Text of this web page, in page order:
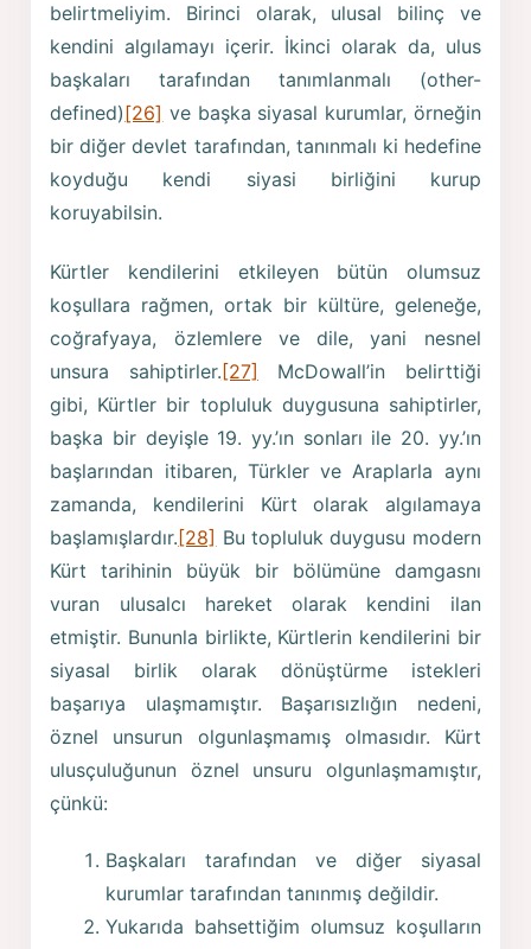
belirtmeliyim. Birinci olarak, ulusal bilinç ve
kendini algılamayı içerir. İkinci olarak da, ulus
başkaları tarafından tanımlanmalı (other-
defined)[26] ve başka siyasal kurumlar, örneğin
bir diğer devlet tarafından, tanınmalı ki hedefine
koyduğu kendi siyasi birliğini kurup
koruyabilsin.
Kürtler kendilerini etkileyen bütün olumsuz
koşullara rağmen, ortak bir kültüre, geleneğe,
coğrafyaya, özlemlere ve dile, yani nesnel
unsura sahiptirler.[27] McDowall’in belirttiği
gibi, Kürtler bir topluluk duygusuna sahiptirler,
başka bir deyişle 19. yy.’ın sonları ile 20. yy.’ın
başlarından itibaren, Türkler ve Araplarla aynı
zamanda, kendilerini Kürt olarak algılamaya
başlamışlardır.[28] Bu topluluk duygusu modern
Kürt tarihinin büyük bir bölümüne damgasnı
vuran ulusalcı hareket olarak kendini ilan
etmiştir. Bununla birlikte, Kürtlerin kendilerini bir
siyasal birlik olarak dönüştürme istekleri
başarıya ulaşmamıştır. Başarısızlığın nedeni,
öznel unsurun olgunlaşmamış olmasıdır. Kürt
ulusçuluğunun öznel unsuru olgunlaşmamıştır,
çünkü:
Başkaları tarafından ve diğer siyasal
kurumlar tarafından tanınmış değildir.
Yukarıda bahsettiğim olumsuz koşulların